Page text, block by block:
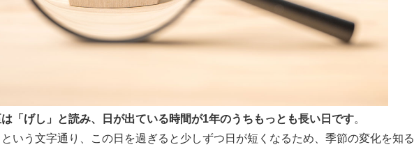
「げし」と読み、日が出ている時間が1年のうちもっとも長い日です。
という文字通り、この日を過ぎると少しずつ日が短くなるため、季節の変化を知る